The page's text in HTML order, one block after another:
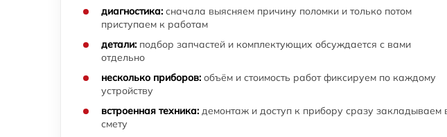
диагностика: сначала выясняем причину поломки и только потом
приступаем к работам
детали: подбор запчастей и комплектующих обсуждается с вами
отдельно
несколько приборов: объём и стоимость работ фиксируем по каждому
устройству
встроенная техника: демонтаж и доступ к прибору сразу закладываем
смету